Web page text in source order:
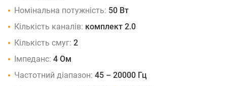
Номінальна потужність: 50 Вт
Кількість каналів: комплект 2.0
Кількість смуг: 2
Імпеданс: 4 Ом
Частотний діапазон: 45 – 20000 Гц